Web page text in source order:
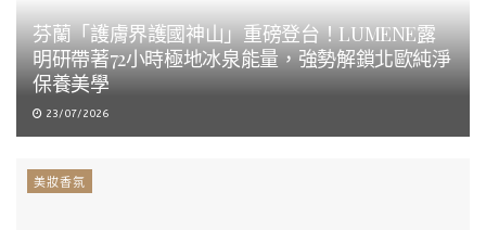
芬蘭「護膚界護國神山」重磅登台！LUMENE露
明研帶著72小時極地冰泉能量，強勢解鎖北歐純淨
保養美學
23/07/2026
美妝香氛